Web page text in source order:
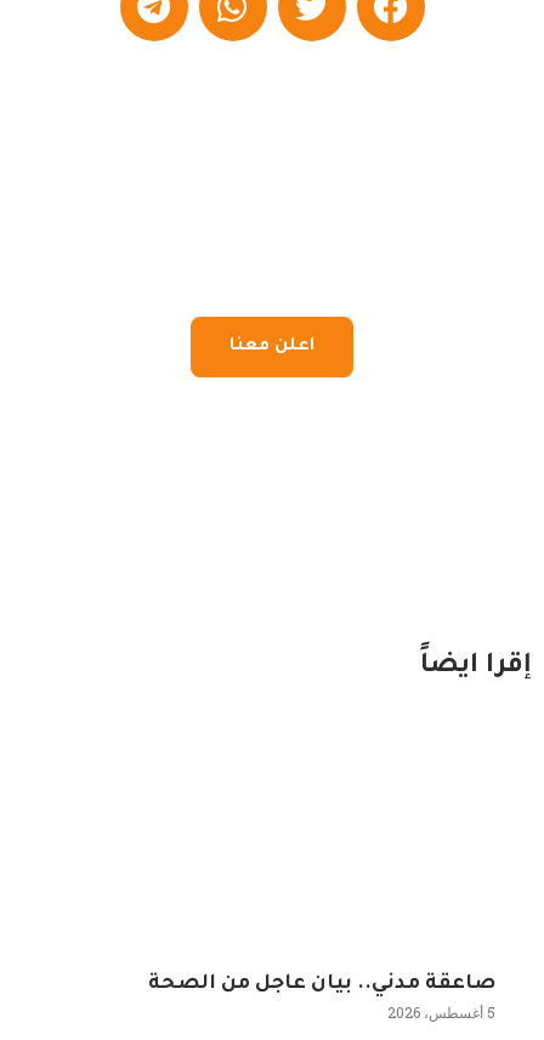
اعلن معنا
إقرا ايضاً
صاعقة مدني.. بيان عاجل من الصحة
5 أغسطس، 2026